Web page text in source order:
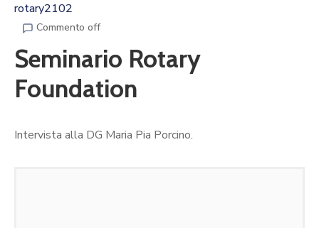
rotary2102
Commento off
Seminario Rotary
Foundation
Intervista alla DG Maria Pia Porcino.